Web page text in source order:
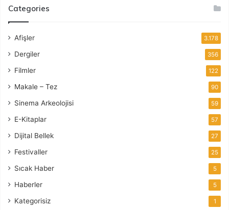
Categories
Afişler 3.178
Dergiler 356
Filmler 122
Makale – Tez 90
Sinema Arkeolojisi 59
E-Kitaplar 57
Dijital Bellek 27
Festivaller 25
Sıcak Haber 5
Haberler 5
Kategorisiz 1